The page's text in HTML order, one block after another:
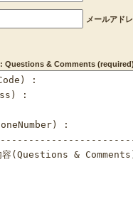
メールアド
: Questions & Comments (required)